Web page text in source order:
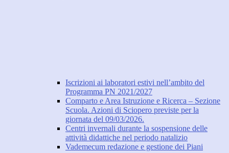
Iscrizioni ai laboratori estivi nell’ambito del
Programma PN 2021/2027
Comparto e Area Istruzione e Ricerca – Sezione
Scuola. Azioni di Sciopero previste per la
giornata del 09/03/2026.
Centri invernali durante la sospensione delle
attività didattiche nel periodo natalizio
Vademecum redazione e gestione dei Piani